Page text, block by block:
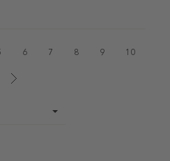
6 7 8 9 10